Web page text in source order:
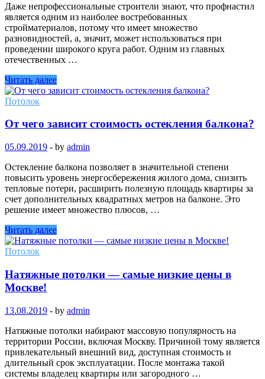
Даже непрофессиональные строители знают, что профнастил
является одним из наиболее востребованных
стройматериалов, потому что имеет множество
разновидностей, а, значит, может использоваться при
проведении широкого круга работ. Одним из главных
отечественных …
Читать далее
Потолок
От чего зависит стоимость остекления балкона?
05.09.2019 - by admin
Остекление балкона позволяет в значительной степени
повысить уровень энергосбережения жилого дома, снизить
тепловые потери, расширить полезную площадь квартиры за
счет дополнительных квадратных метров на балконе. Это
решение имеет множество плюсов, …
Читать далее
Потолок
Натяжные потолки — самые низкие цены в
Москве!
13.08.2019 - by admin
Натяжные потолки набирают массовую популярность на
территории России, включая Москву. Причиной тому является
привлекательный внешний вид, доступная стоимость и
длительный срок эксплуатации. После монтажа такой
системы владелец квартиры или загородного …